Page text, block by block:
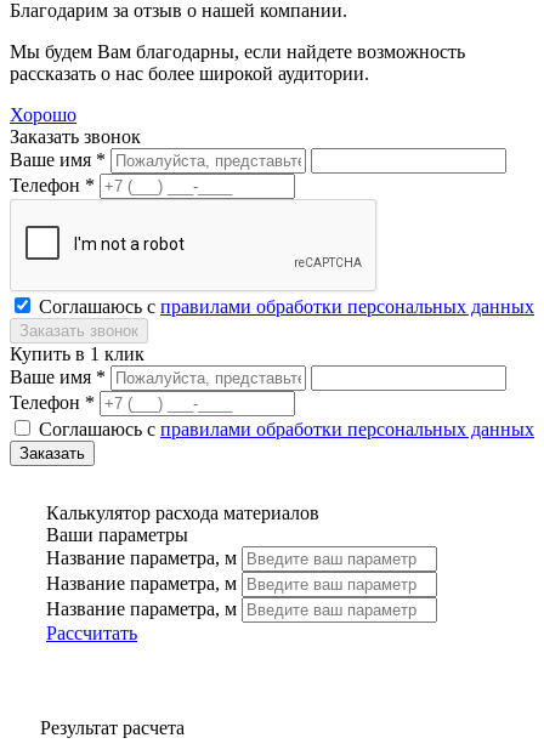
Благодарим за отзыв о нашей компании.
Мы будем Вам благодарны, если найдете возможность
рассказать о нас более широкой аудитории.
Хорошо
Заказать звонок
Ваше имя *
Телефон *
Соглашаюсь с правилами обработки персональных данных
Купить в 1 клик
Ваше имя *
Телефон *
Соглашаюсь с правилами обработки персональных данных
Калькулятор расхода материалов
Ваши параметры
Название параметра, м
Название параметра, м
Название параметра, м
Рассчитать
Результат расчета